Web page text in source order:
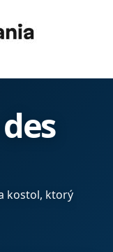
kostol, ktorý